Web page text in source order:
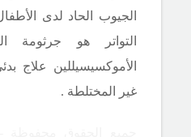
الجيوب الحاد لدى
التواتر هو جرثومة
الأموكسيسيللين علاج
غير المختلطة .